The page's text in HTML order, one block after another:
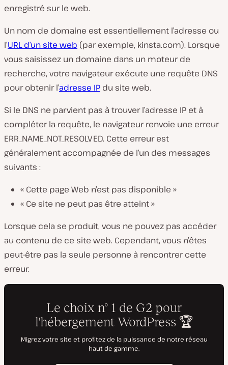
enregistré sur le web.
Un nom de domaine est essentiellement l’adresse ou
l’URL d’un site web (par exemple, kinsta.com). Lorsque
vous saisissez un domaine dans un moteur de
recherche, votre navigateur exécute une requête DNS
pour obtenir l’adresse IP du site web.
Si le DNS ne parvient pas à trouver l’adresse IP et à
compléter la requête, le navigateur renvoie une erreur
ERR_NAME_NOT_RESOLVED. Cette erreur est
généralement accompagnée de l’un des messages
suivants :
« Cette page Web n’est pas disponible »
« Ce site ne peut pas être atteint »
Lorsque cela se produit, vous ne pouvez pas accéder
au contenu de ce site web. Cependant, vous n’êtes
peut-être pas la seule personne à rencontrer cette
erreur.